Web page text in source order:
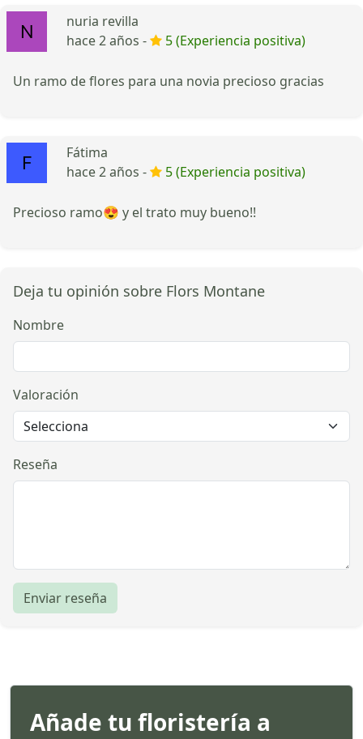
nuria revilla
hace 2 años -
5 (Experiencia positiva)
Un ramo de flores para una novia precioso gracias
Fátima
hace 2 años -
5 (Experiencia positiva)
Precioso ramo😍 y el trato muy bueno!!
Deja tu opinión sobre Flors Montane
Nombre
Valoración
Reseña
Enviar reseña
Añade tu floristería a